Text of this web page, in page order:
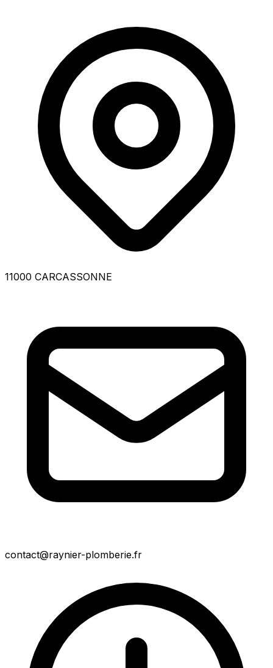
11000 CARCASSONNE
contact@raynier-plomberie.fr